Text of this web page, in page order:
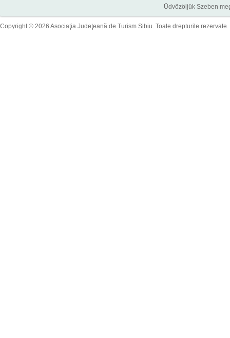
Üdvözöljük Szeben
Copyright © 2026 Asociaţia Judeţeană de Turism Sibiu. Toate drepturile rezervate.